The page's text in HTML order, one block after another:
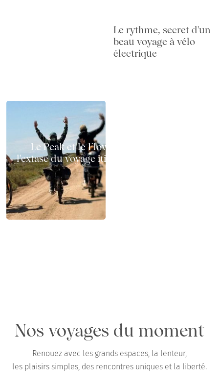
Le rythme, secret d'un
beau voyage à vélo
électrique
Le Peak et le Flow à vélo électrique :
l'extase du voyage itinérant sur deux roues
Nos voyages du moment
Renouez avec les grands espaces, la lenteur,
les plaisirs simples, des rencontres uniques et la liberté.